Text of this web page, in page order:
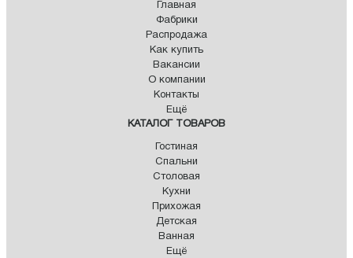
Главная
Фабрики
Распродажа
Как купить
Вакансии
О компании
Контакты
Ещё
КАТАЛОГ ТОВАРОВ
Гостиная
Спальни
Столовая
Кухни
Прихожая
Детская
Ванная
Ещё